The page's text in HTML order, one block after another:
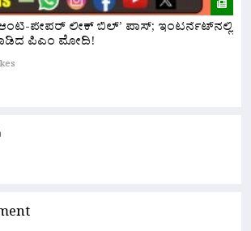
ಪೇಪರ್ ಲೀಕ್ ಬಿಲ್’ ಪಾಸ್; ಇಂಟರ್ನೆಟ್‌ನಲ್ಲಿ
ಪಿಎಂ ಮೋದಿ!